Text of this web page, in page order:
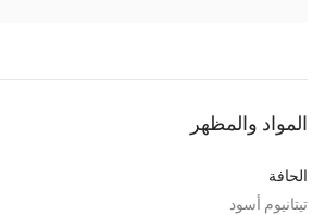
المواد والمظهر
الحافة
تيتانيوم أسود